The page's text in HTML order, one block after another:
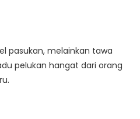
pasukan, melainkan tawa
pelukan hangat dari orang